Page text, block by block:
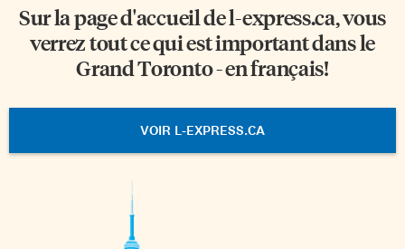
Sur la page d'accueil del-express.ca, vous
verrez tout ce qui est important dans le
Grand Toronto - en français!
VOIR L-EXPRESS.CA